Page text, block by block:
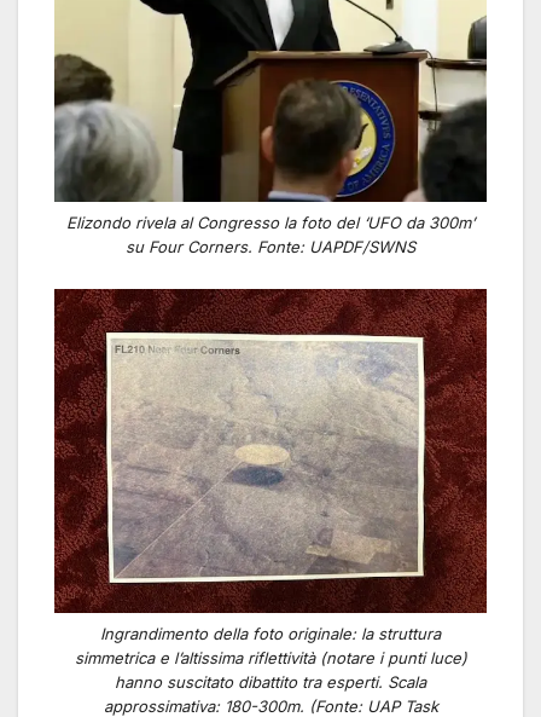
Elizondo rivela al Congresso la foto del ‘UFO da 300m’
su Four Corners. Fonte: UAPDF/SWNS
Ingrandimento della foto originale: la struttura
simmetrica e l’altissima riflettività (notare i punti luce)
hanno suscitato dibattito tra esperti. Scala
approssimativa: 180-300m. (Fonte: UAP Task